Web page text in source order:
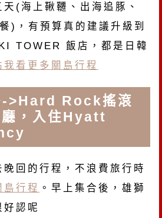
(海上鞦韆、出海追豚、
)，有預算真的建議升級到
TOWER 飯店，都是日韓
我看更多關島行程
->Hard Rock搖滾
廳，入住Hyatt
回的行程，不浪費旅行時
行程 。早上集合後，雄獅
好認呢